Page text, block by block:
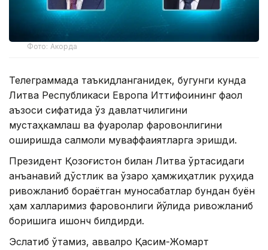
Фото: Акорда
Телеграммада таъкидланганидек, бугунги кунда
Литва Республикаси Европа Иттифоқининг фаол
аъзоси сифатида ўз давлатчилигини
мустаҳкамлаш ва фуқаролар фаровонлигини
оширишда салмоқли муваффақиятларга эришди.
Президент Қозоғистон билан Литва ўртасидаги
анъанавий дўстлик ва ўзаро ҳамжиҳатлик руҳида
ривожланиб бораётган муносабатлар бундан буён
ҳам халқларимиз фаровонлиги йўлида ривожланиб
боришига ишонч билдирди.
Эслатиб ўтамиз, аввалроқ Қасим-Жомарт